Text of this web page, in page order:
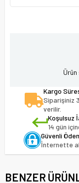
Ürün
Kargo
Siparişiniz
verilir.
Koşulsuz
14 gün
Güvenli
İnternette
BENZER